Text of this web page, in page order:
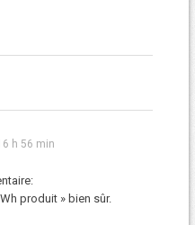
h 56 min
produit » bien sûr.